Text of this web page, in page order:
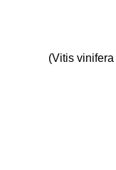
הגפן, שמכונה בשם גפן היין (השם המדעי: Vitis vinifera)